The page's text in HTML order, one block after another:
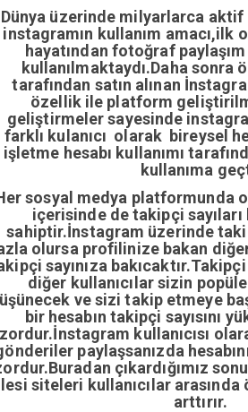
üzerinde milyarlarca aktif
instagramın kullanım amacı,ilk
hayatından fotoğraf
kullanılmaktaydı.Daha sonra
tarafından satın alınan
özellik ile platform
geliştirmeler sayesinde
farklı kulanıcı olarak bireysel
işletme hesabı kullanımı
kullanıma
sosyal medya platformunda
içerisinde de takipçi
sahiptir.İnstagram üzerinde
olursa profilinize bakan
sayınıza
diğer kullanıcılar sizin
ve sizi takip etmeye
bir hesabın takipçi sayısını
kullanıcısı
paylaşsanızda
çıkardığımız
siteleri kullanıcılar
arttırır.